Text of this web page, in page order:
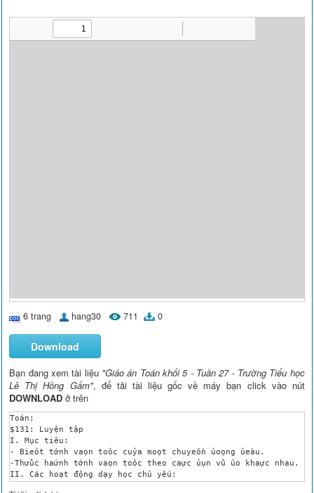
6 trang hang30 711 0
Download
Bạn đang xem tài liệu "Giáo án Toán khối 5 - Tuần 27 - Trường Tiểu học
Lê Thị Hồng Gấm", để tải tài liệu gốc về máy bạn click vào nút
DOWNLOAD ở trên
Toán:
$131: Luyện tập
I. Mục tiêu:
- Bieỏt tớnh vaọn toỏc cuỷa moọt chuyeồn ủoọng ủeàu.
-Thửùc haứnh tớnh vaọn toỏc theo caực ủụn vũ ủo khaực nhau.
II. Các hoạt động dạy học chủ yếu:
1-Kiểm tra bài cũ: